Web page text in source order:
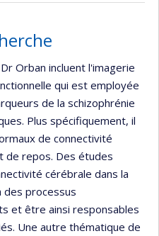
Orban incluent l'imagerie
qui est employée
de la schizophrénie
Plus spécifiquement, il
de connectivité
de repos. Des études
cérébrale dans la
des processus
et être ainsi responsables
Une autre thématique de